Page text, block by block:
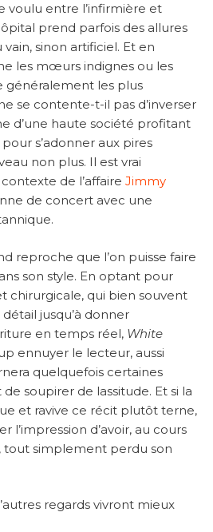
voulu entre l’infirmière et
prend parfois des allures
sinon artificiel. Et en
les mœurs indignes ou les
généralement les plus
se contente-t-il pas d’inverser
d’une haute société profitant
s’adonner aux pires
non plus. Il est vrai
de l’affaire Jimmy
de concert avec une
reproche que l’on puisse faire
son style. En optant pour
chirurgicale, qui bien souvent
jusqu’à donner
en temps réel, White
ennuyer le lecteur, aussi
quelquefois certaines
soupirer de lassitude. Et si la
et ravive ce récit plutôt terne,
l’impression d’avoir, au cours
tout simplement perdu son
regards vivront mieux